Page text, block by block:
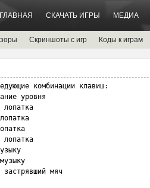
ГЛАВНАЯ СКАЧАТЬ ИГРЫ МЕДИА
Скриншоты с игр Коды к играм
комбинации клавиш:
уровня
мяч